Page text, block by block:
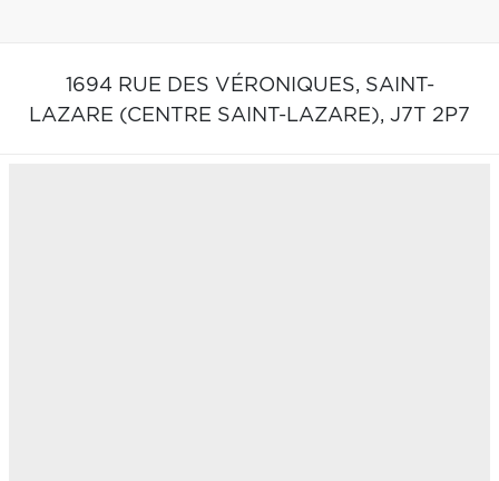
1694 RUE DES VÉRONIQUES, SAINT-
LAZARE (CENTRE SAINT-LAZARE), J7T 2P7